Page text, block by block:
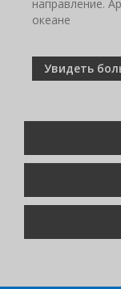
направление.
океане
Увидеть